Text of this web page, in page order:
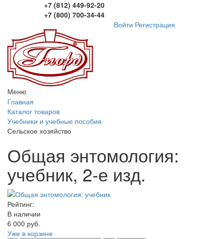
+7 (812) 449-92-20
+7 (800) 700-34-44
Войти Регистрация
Меню
Главная
Каталог товаров
Учебники и учебные пособия
Сельское хозяйство
Общая энтомология:
учебник, 2-е изд.
Рейтинг:
В наличии
6 000 руб.
Уже в корзине